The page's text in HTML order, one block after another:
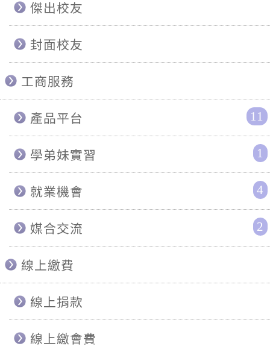
傑出校友
封面校友
工商服務
11
產品平台
1
學弟妹實習
4
就業機會
2
媒合交流
線上繳費
線上捐款
線上繳會費